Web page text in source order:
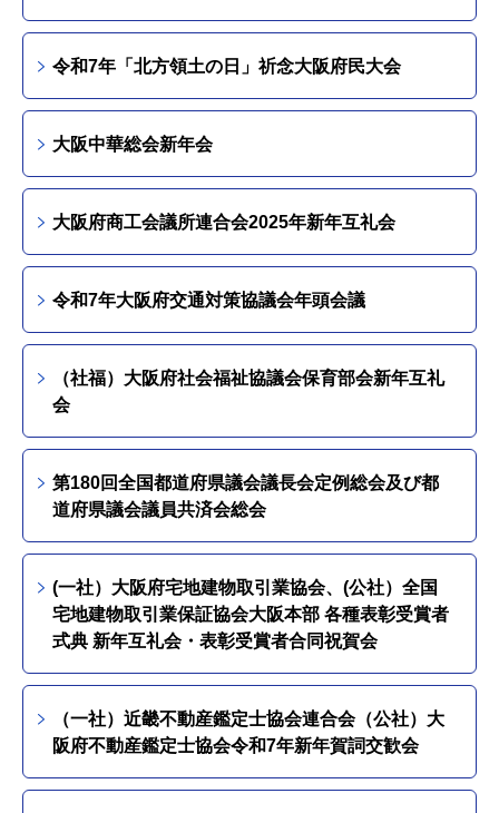
令和7年「北方領土の日」祈念大阪府民大会
大阪中華総会新年会
大阪府商工会議所連合会2025年新年互礼会
令和7年大阪府交通対策協議会年頭会議
（社福）大阪府社会福祉協議会保育部会新年互礼
会
第180回全国都道府県議会議長会定例総会及び都
道府県議会議員共済会総会
(一社）大阪府宅地建物取引業協会、(公社）全国
宅地建物取引業保証協会大阪本部 各種表彰受賞者
式典 新年互礼会・表彰受賞者合同祝賀会
（一社）近畿不動産鑑定士協会連合会（公社）大
阪府不動産鑑定士協会令和7年新年賀詞交歓会